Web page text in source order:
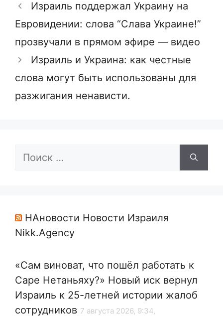
Израиль поддержал Украину на
Евровидении: слова “Слава Украине!”
прозвучали в прямом эфире — видео
Израиль и Украина: как честные
слова могут быть использованы для
разжигания ненависти.
Поиск:
НАновости Новости Израиля
Nikk.Agency
«Сам виноват, что пошёл работать к
Саре Нетаньяху?» Новый иск вернул
Израиль к 25-летней истории жалоб
сотрудников 7 августа 2026, 9:34,